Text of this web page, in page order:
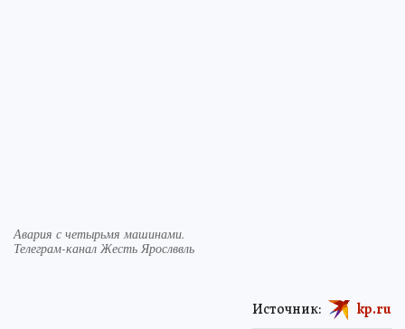
Авария с четырьмя машинами.
Телеграм-канал Жесть Ярослввль
Источник: kp.ru